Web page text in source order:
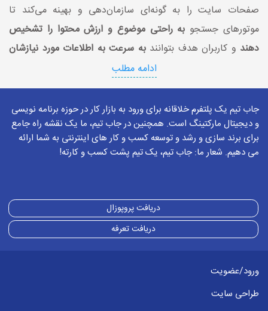
صفحات سایت را به گونه‌ای سازمان‌دهی و بهینه می‌کند تا
موتورهای جستجو به راحتی موضوع و ارزش محتوا را تشخیص
دهند و کاربران هدف بتوانندبه سرعت به اطلاعات مورد نیازشان
. این فرایند ترکیبی است از
ساختار محتوا، تجربه کاربری و اعتبار آنلاینکه باعث رشد طبیعی
و مستمر بازدید سایت می‌شود.
سئو‌سازی سایت یعنیآماده‌سازی و تقویت وب‌سایت برای بهتر
دیده شدن در نتایج جستجوی گوگل. در این فرایند، سایت از نظر
محتوا، ساختار فنی و تجربه کاربری اصلاح می‌شود تا موتورهای
پاسخ موردنظرشان برسند. نتیجه سئو‌سازی این است که سایت
بازدیدکننده هدفمند بیشتری جذب می‌کند، اعتماد بیشتری
ادامه مطلب
جاب تیم یک پلتفرم خلاقانه برای ورود به بازار کار در حوزه برنامه نویسی
و دیجیتال مارکتینگ است. همچنین در جاب تیم، ما یک نقشه راه جامع
برای برند سازی و رشد و توسعه کسب و کار های اینترنتی به شما ارائه
می دهیم. شعار ما: جاب تیم، یک تیم پشت کسب و کارته!
دریافت پروپوزال
دریافت تعرفه
ورود/عضویت
طراحی سایت